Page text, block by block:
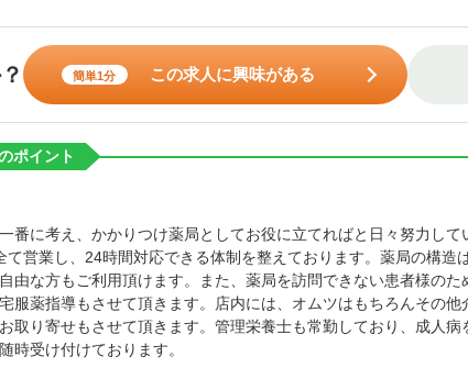
簡単1分 この求人に興味がある
ポイント
番に考え、かかりつけ薬局としてお役に立てればと日々努力して
営業し、24時間対応できる体制を整えております。薬局の構造
由な方もご利用頂けます。また、薬局を訪問できない患者様のた
服薬指導もさせて頂きます。店内には、オムツはもちろんその他
取り寄せもさせて頂きます。管理栄養士も常勤しており、成人病
時受け付けております。